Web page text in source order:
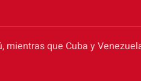
que Cuba y